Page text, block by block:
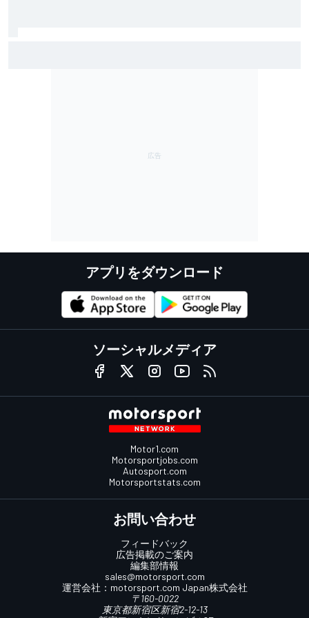
アプリをダウンロード
ソーシャルメディア
Motor1.com
Motorsportjobs.com
Autosport.com
Motorsportstats.com
お問い合わせ
フィードバック
広告掲載のご案内
編集部情報
sales@motorsport.com
運営会社： motorsport.com Japan株式会社
〒160-0022
東京都新宿区新宿2-12-13